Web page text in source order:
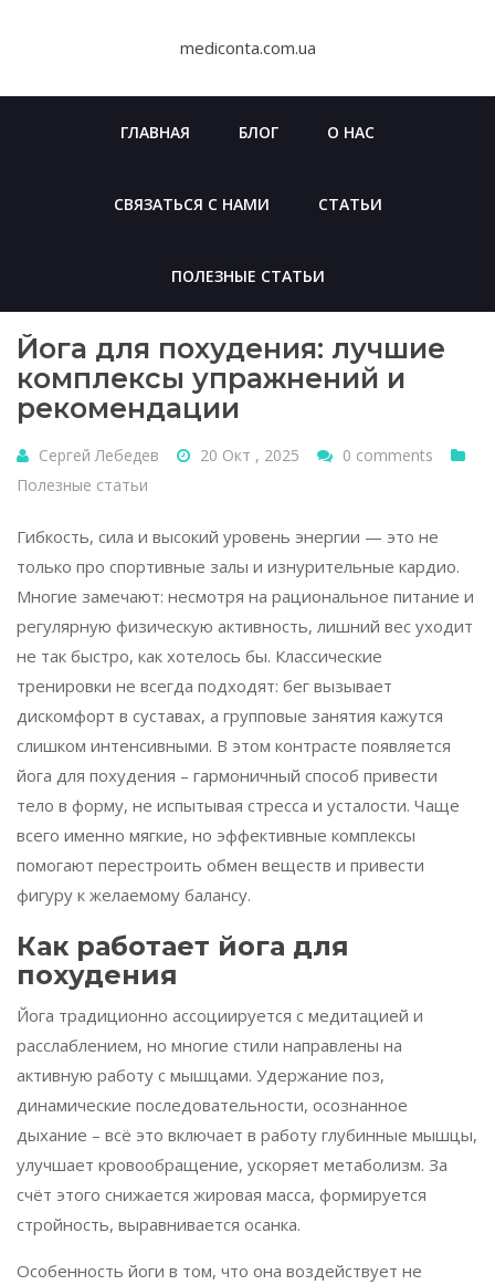
mediconta.com.ua
ГЛАВНАЯ БЛОГ О НАС
СВЯЗАТЬСЯ С НАМИ СТАТЬИ
ПОЛЕЗНЫЕ СТАТЬИ
Йога для похудения: лучшие
комплексы упражнений и
рекомендации
Сергей Лебедев 20 Окт , 2025
0 comments
Полезные статьи
Гибкость, сила и высокий уровень энергии — это не
только про спортивные залы и изнурительные кардио.
Многие замечают: несмотря на рациональное питание и
регулярную физическую активность, лишний вес уходит
не так быстро, как хотелось бы. Классические
тренировки не всегда подходят: бег вызывает
дискомфорт в суставах, а групповые занятия кажутся
слишком интенсивными. В этом контрасте появляется
йога для похудения – гармоничный способ привести
тело в форму, не испытывая стресса и усталости. Чаще
всего именно мягкие, но эффективные комплексы
помогают перестроить обмен веществ и привести
фигуру к желаемому балансу.
Как работает йога для
похудения
Йога традиционно ассоциируется с медитацией и
расслаблением, но многие стили направлены на
активную работу с мышцами. Удержание поз,
динамические последовательности, осознанное
дыхание – всё это включает в работу глубинные мышцы,
улучшает кровообращение, ускоряет метаболизм. За
счёт этого снижается жировая масса, формируется
стройность, выравнивается осанка.
Особенность йоги в том, что она воздействует не